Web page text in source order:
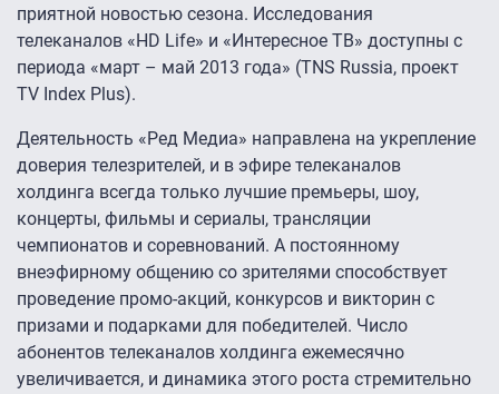
приятной новостью сезона. Исследования
телеканалов «HD Life» и «Интересное ТВ» доступны с
периода «март – май 2013 года» (TNS Russia, проект
TV Index Plus).
Деятельность «Ред Медиа» направлена на укрепление
доверия телезрителей, и в эфире телеканалов
холдинга всегда только лучшие премьеры, шоу,
концерты, фильмы и сериалы, трансляции
чемпионатов и соревнований. А постоянному
внеэфирному общению со зрителями способствует
проведение промо-акций, конкурсов и викторин с
призами и подарками для победителей. Число
абонентов телеканалов холдинга ежемесячно
увеличивается, и динамика этого роста стремительно